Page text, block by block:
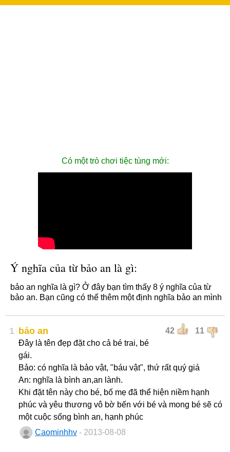
Có một trò chơi tiệc tùng mới:
Ý nghĩa của từ bảo an là gì:
bảo an nghĩa là gì? Ở đây bạn tìm thấy 8 ý nghĩa của từ
bảo an. Bạn cũng có thể thêm một định nghĩa bảo an mình
1 42 11
bảo an
Đây là tên đẹp đặt cho cả bé trai, bé
gái.
Bảo: có nghĩa là bảo vật, "báu vật", thứ rất quý giá
An: nghĩa là bình an,an lành.
Khi đặt tên này cho bé, bố mẹ đã thể hiện niềm hạnh
phúc và yêu thương vô bờ bến với bé và mong bé sẽ có
một cuộc sống bình an, hạnh phúc
Caominhhv - 2013-08-08